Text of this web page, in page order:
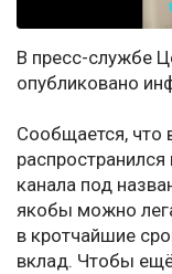
В пресс-службе
опубликовано
Сообщается, что
канала под
якобы можно
в кротчайшие
вклад. Чтобы